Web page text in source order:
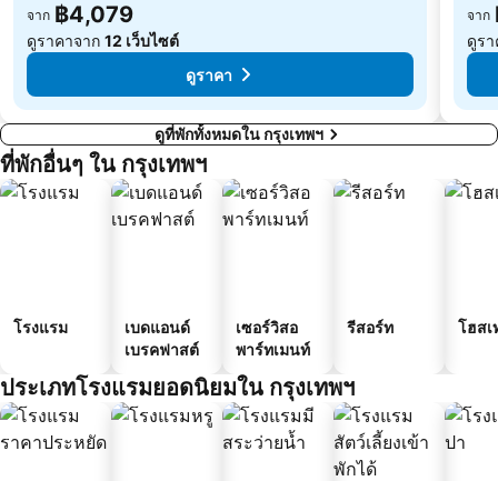
จาก ฿4,079
ดูราคาจาก 12 เว็บไซต์
ดูราคา
จาก
ดูร
ดูที่พักทั้งหมดใน กรุงเทพฯ
ที่พักอื่นๆ ใน กรุงเทพฯ
โรงแรม
เบดแอนด์
เบรคฟาสต์
เซอร์วิสอ
พาร์ทเมนท์
รีสอร์ท โฮสเ
ประเภทโรงแรมยอดนิยมใน กรุงเทพฯ